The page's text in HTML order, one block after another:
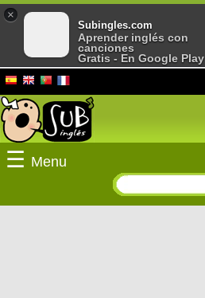
☰ Menu
×
Subingles.com
Aprender inglés con
canciones
Gratis - En Google Play